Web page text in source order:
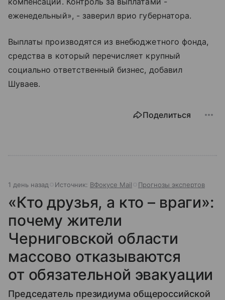
еженедельный», - заверил врио губернатора.
Выплаты производятся из внебюджетного фонда,
средства в который перечисляет крупный
социально ответственный бизнес, добавил
Шуваев.
Поделиться
1 день назад Источник: ВФокусе Mail Прогнозы экспертов
«Кто друзья, а кто – враги»:
почему жители
Черниговской области
массово отказываются
от обязательной эвакуации
Председатель президиума общероссийской